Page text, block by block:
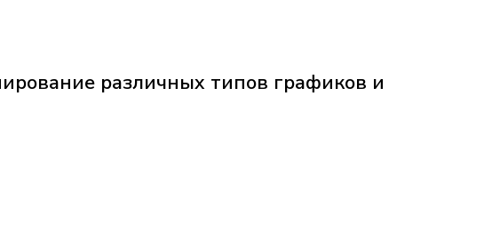
различных типов графиков и